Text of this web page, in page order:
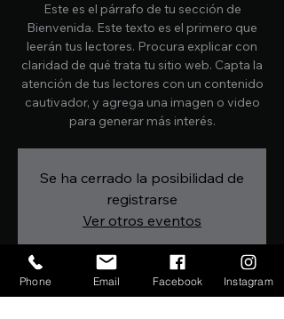
Este es el párrafo de tu sección de
Bienvenida. Este texto es el primero que
leerán tus lectores. Procura explicar con
claridad de qué trata tu sitio web. Capta la
atención de tus lectores con un contenido
cautivador, y agrega una imagen o video
para generar más interés.
Se ha cerrado la posibilidad de
registrarse
Ver otros eventos
Horario y ubicación
Phone Email Facebook Instagram